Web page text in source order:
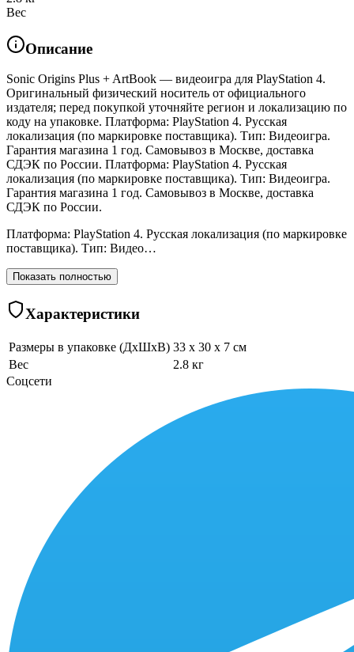
Вес
Описание
Sonic Origins Plus + ArtBook — видеоигра для PlayStation 4.
Оригинальный физический носитель от официального
издателя; перед покупкой уточняйте регион и локализацию по
коду на упаковке. Платформа: PlayStation 4. Русская
локализация (по маркировке поставщика). Тип: Видеоигра.
Гарантия магазина 1 год. Самовывоз в Москве, доставка
СДЭК по России. Платформа: PlayStation 4. Русская
локализация (по маркировке поставщика). Тип: Видеоигра.
Гарантия магазина 1 год. Самовывоз в Москве, доставка
СДЭК по России.
Платформа: PlayStation 4. Русская локализация (по маркировке
поставщика). Тип: Видео…
Показать полностью
Характеристики
Размеры в упаковке (ДхШхВ) 33 x 30 x 7 см
Вес
2.8 кг
Соцсети